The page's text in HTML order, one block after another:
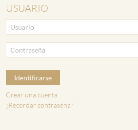
USUARIO
Identificarse
Crear una cuenta
¿Recordar contraseña?